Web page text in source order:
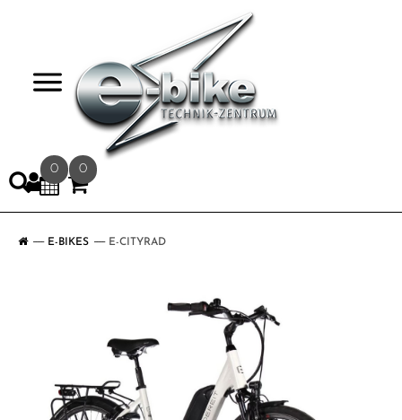
0 0
E-BIKES E-CITYRAD